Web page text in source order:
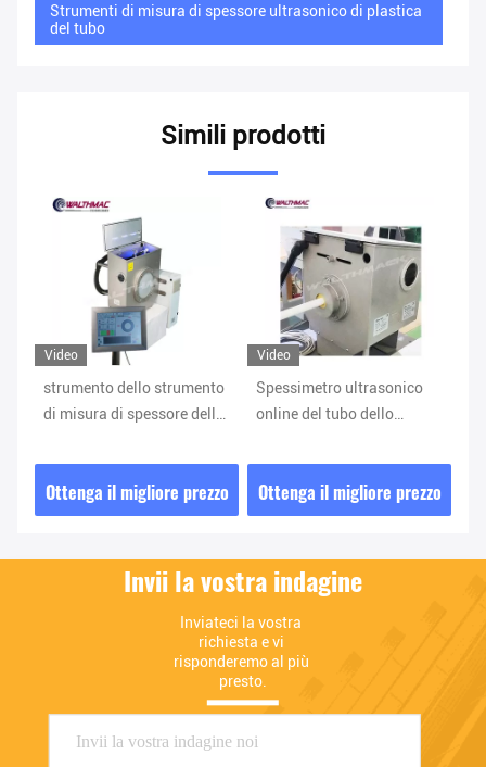
Strumenti di misura di spessore ultrasonico di plastica
del tubo
Simili prodotti
Video
strumento dello strumento
di misura di spessore della
1600mm OD online
Ottenga il migliore prezzo
Video
Spessimetro ultrasonico
online del tubo dello
spessore della parete del
tubo del CE
Ottenga il migliore prezzo
Invii la vostra indagine
Inviateci la vostra
richiesta e vi
risponderemo al più
presto.